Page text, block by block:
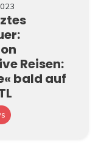
Reisen:
bald auf